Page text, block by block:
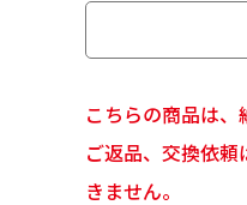
こちらの商品は、
ご返品、交換依頼
きません。